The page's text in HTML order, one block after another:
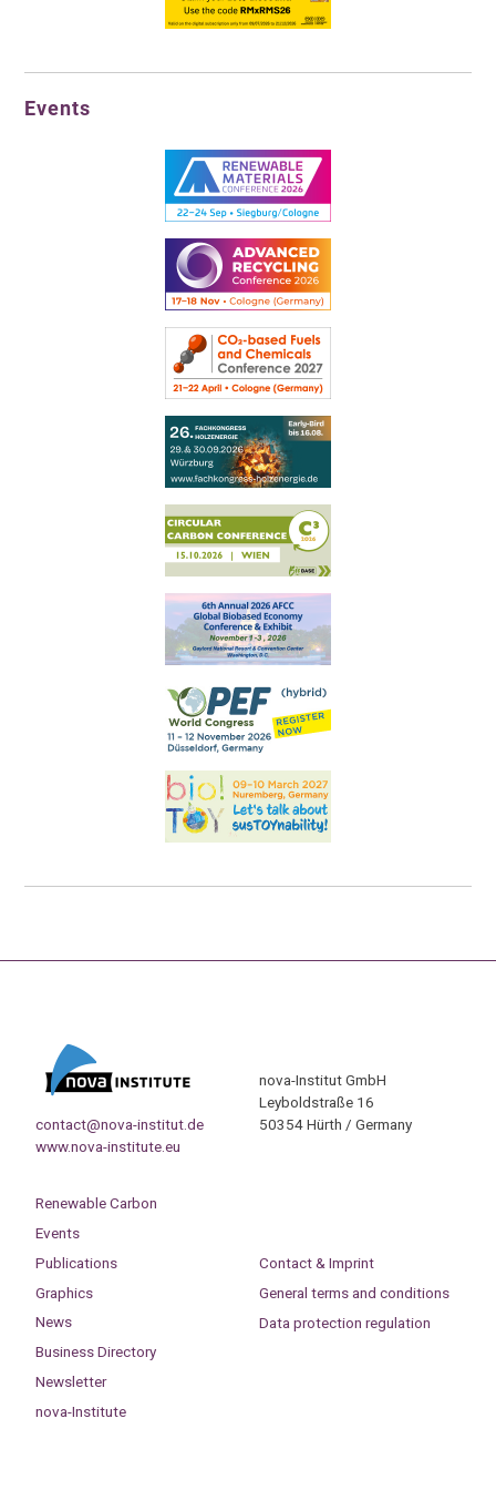
Events
contact@nova-institut.de
www.nova-institute.eu
nova-Institut GmbH
Leyboldstraße 16
50354 Hürth / Germany
Renewable Carbon
Events
Publications
Graphics
News
Business Directory
Newsletter
nova-Institute
Contact & Imprint
General terms and conditions
Data protection regulation